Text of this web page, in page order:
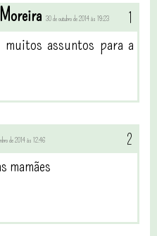
30 de outubro de 2014 às 19:23
assuntos para a
de 2014 às 12:46
mamães